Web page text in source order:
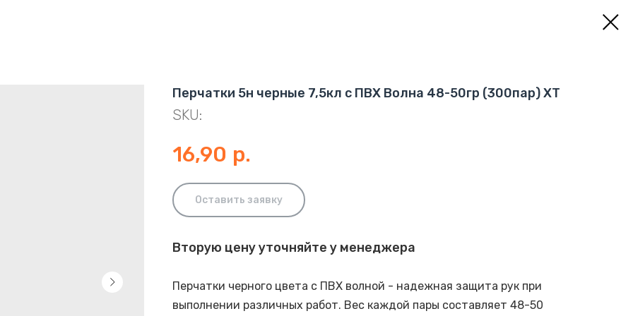
Перчатки 5н черные 7,5кл с ПВХ Волна 48-50гр (300пар) ХТ
SKU:
16,90 р.
Оставить заявку
Вторую цену уточняйте у менеджера
Перчатки черного цвета с ПВХ волной - надежная защита рук при
выполнении различных работ. Вес каждой пары составляет 48-50